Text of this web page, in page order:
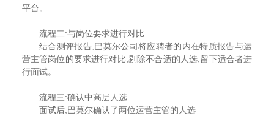
平台。
流程二:与岗位要求进行对比
结合测评报告,巴莫尔公司将应聘者的内在特质报告与运
营主管岗位的要求进行对比,剔除不合适的人选,留下适合者进
行面试。
流程三:确认中高层人选
面试后,巴莫尔确认了两位运营主管的人选